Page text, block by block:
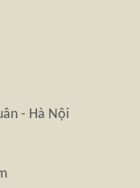
- Hà Nội